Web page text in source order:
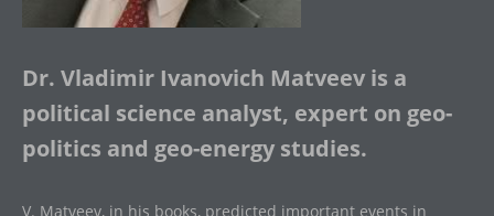
Dr. Vladimir Ivanovich Matveev is a
political science analyst, expert on geo-
politics and geo-energy studies.
V. Matveev, in his books, predicted important events in